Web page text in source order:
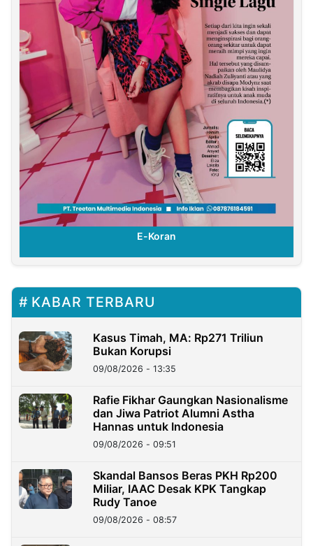
E-Koran
KABAR TERBARU
Kasus Timah, MA: Rp271 Triliun
Bukan Korupsi
09/08/2026 - 13:35
Rafie Fikhar Gaungkan Nasionalisme
dan Jiwa Patriot Alumni Astha
Hannas untuk Indonesia
09/08/2026 - 09:51
Skandal Bansos Beras PKH Rp200
Miliar, IAAC Desak KPK Tangkap
Rudy Tanoe
09/08/2026 - 08:57